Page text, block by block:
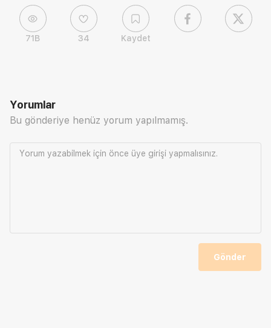
71B 34 Kaydet
Yorumlar
Bu gönderiye henüz yorum yapılmamış.
Yorum yazabilmek için önce üye girişi yapmalısınız.
Gönder